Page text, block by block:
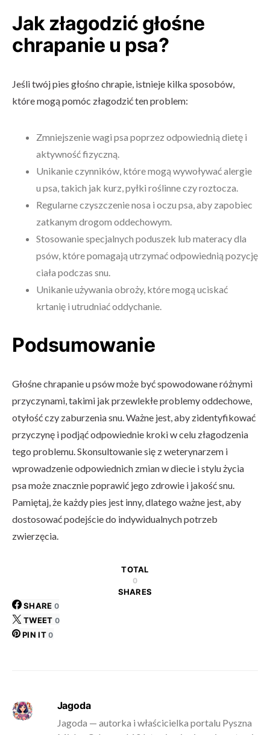
Jak złagodzić głośne
chrapanie u psa?
Jeśli twój pies głośno chrapie, istnieje kilka sposobów,
które mogą pomóc złagodzić ten problem:
Zmniejszenie wagi psa poprzez odpowiednią dietę i
aktywność fizyczną.
Unikanie czynników, które mogą wywoływać alergie
u psa, takich jak kurz, pyłki roślinne czy roztocza.
Regularne czyszczenie nosa i oczu psa, aby zapobiec
zatkanym drogom oddechowym.
Stosowanie specjalnych poduszek lub materacy dla
psów, które pomagają utrzymać odpowiednią pozycję
ciała podczas snu.
Unikanie używania obroży, które mogą uciskać
krtanię i utrudniać oddychanie.
Podsumowanie
Głośne chrapanie u psów może być spowodowane różnymi
przyczynami, takimi jak przewlekłe problemy oddechowe,
otyłość czy zaburzenia snu. Ważne jest, aby zidentyfikować
przyczynę i podjąć odpowiednie kroki w celu złagodzenia
tego problemu. Skonsultowanie się z weterynarzem i
wprowadzenie odpowiednich zmian w diecie i stylu życia
psa może znacznie poprawić jego zdrowie i jakość snu.
Pamiętaj, że każdy pies jest inny, dlatego ważne jest, aby
dostosować podejście do indywidualnych potrzeb
zwierzęcia.
TOTAL
0
SHARES
SHARE 0
TWEET 0
PIN IT 0
Jagoda
Jagoda — autorka i właścicielka portalu Pyszna